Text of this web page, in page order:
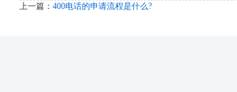
上一篇： 400电话的申请流程是什么?